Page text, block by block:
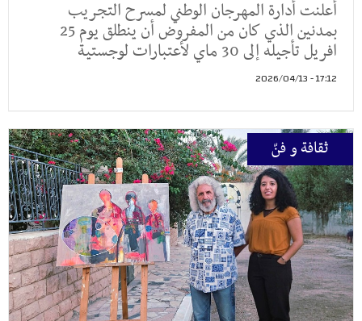
أعلنت أدارة المهرجان الوطني لمسرح التجريب
بمدنين الذي كان من المفروض أن ينطلق يوم 25
افريل تأجيله إلى 30 ماي لأعتبارات لوجستية
17:12 - 2026/04/13
ثقافة و فنّ